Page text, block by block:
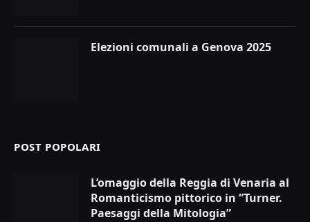
Elezioni comunali a Genova 2025
POST POPOLARI
L’omaggio della Reggia di Venaria al
Romanticismo pittorico in “Turner.
Paesaggi della Mitologia”